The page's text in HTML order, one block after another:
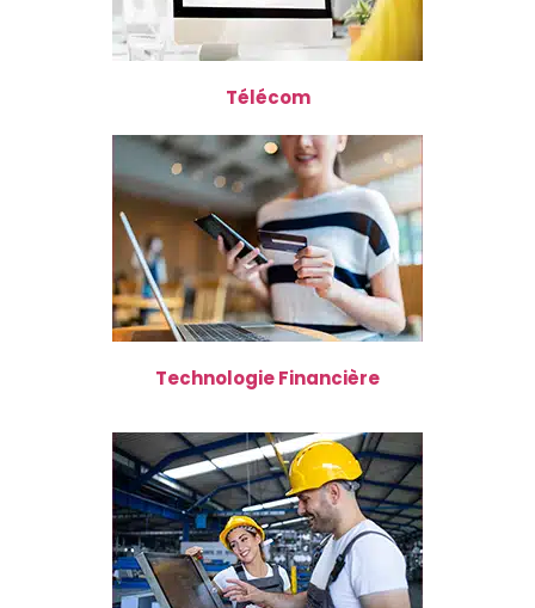
Télécom
Technologie Financière